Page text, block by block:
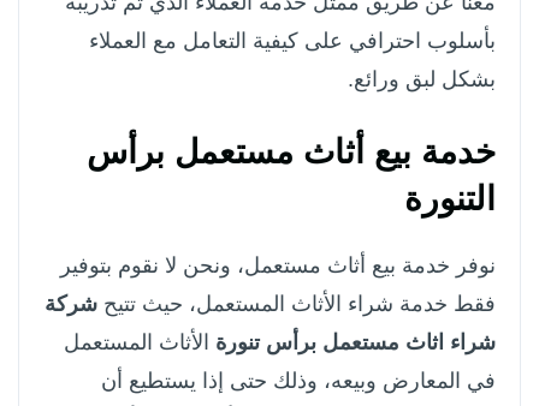
بأسلوب احترافي على كيفية التعامل مع العملاء
بشكل لبق ورائع.
خدمة بيع أثاث مستعمل برأس
التنورة
نوفر خدمة بيع أثاث مستعمل، ونحن لا نقوم بتوفير
فقط خدمة شراء الأثاث المستعمل، حيث تتيح شركة
شراء اثاث مستعمل برأس تنورة الأثاث المستعمل
في المعارض وبيعه، وذلك حتى إذا يستطيع أن